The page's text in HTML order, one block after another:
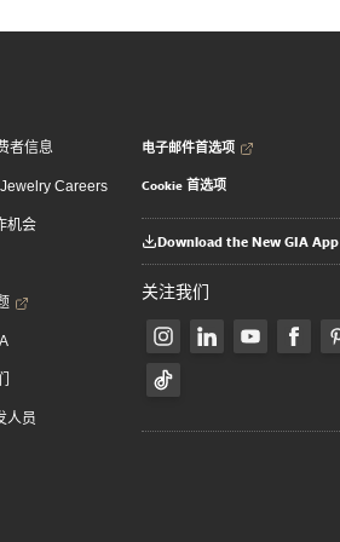
者信息
Careers
机会
人员
电子邮件首选项
Cookie 首选项
Download the New GIA App
关注我们